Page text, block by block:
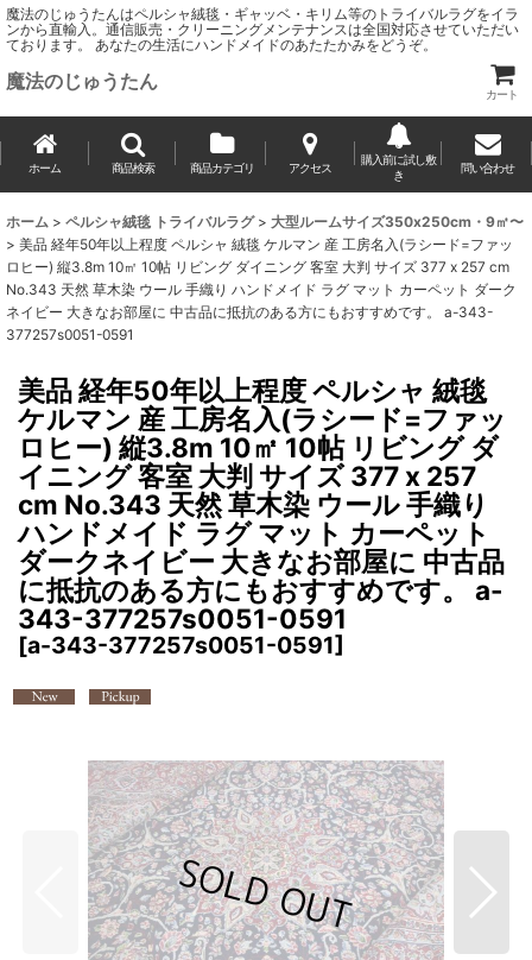
魔法のじゅうたんはペルシャ絨毯・ギャッベ・キリム等のトライバルラグをイラ
ンから直輸入。通信販売・クリーニングメンテナンスは全国対応させていただい
ております。 あなたの生活にハンドメイドのあたたかみをどうぞ。
魔法のじゅうたん
カート
ホーム 商品検索 商品カテゴリ アクセス
購入前に試し敷
き
問い合わせ
ホーム > ペルシャ絨毯 トライバルラグ > 大型ルームサイズ350x250cm・9㎡〜
> 美品 経年50年以上程度 ペルシャ 絨毯 ケルマン 産 工房名入(ラシード=ファッ
ロヒー) 縦3.8m 10㎡ 10帖 リビング ダイニング 客室 大判 サイズ 377 x 257 cm
No.343 天然 草木染 ウール 手織り ハンドメイド ラグ マット カーペット ダーク
ネイビー 大きなお部屋に 中古品に抵抗のある方にもおすすめです。 a-343-
377257s0051-0591
美品 経年50年以上程度 ペルシャ 絨毯
ケルマン 産 工房名入(ラシード=ファッ
ロヒー) 縦3.8m 10㎡ 10帖 リビング ダ
イニング 客室 大判 サイズ 377 x 257
cm No.343 天然 草木染 ウール 手織り
ハンドメイド ラグ マット カーペット
ダークネイビー 大きなお部屋に 中古品
に抵抗のある方にもおすすめです。 a-
343-377257s0051-0591
[a-343-377257s0051-0591]